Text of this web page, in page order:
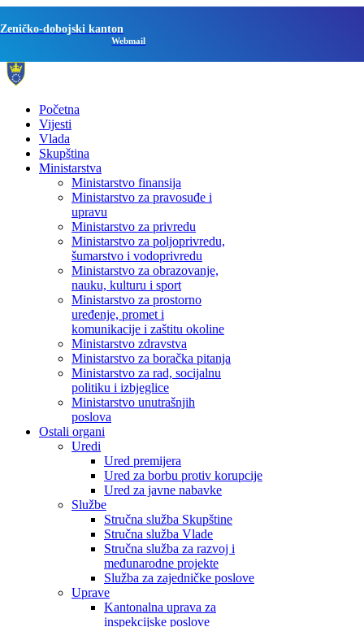
Zeničko-dobojski kanton
Webmail
Početna
Vijesti
Vlada
Skupština
Ministarstva
Ministarstvo finansija
Ministarstvo za pravosuđe i
upravu
Ministarstvo za privredu
Ministarstvo za poljoprivredu,
šumarstvo i vodoprivredu
Ministarstvo za obrazovanje,
nauku, kulturu i sport
Ministarstvo za prostorno
uređenje, promet i
komunikacije i zaštitu okoline
Ministarstvo zdravstva
Ministarstvo za boračka pitanja
Ministarstvo za rad, socijalnu
politiku i izbjeglice
Ministarstvo unutrašnjih
poslova
Ostali organi
Uredi
Ured premijera
Ured za borbu protiv korupcije
Ured za javne nabavke
Službe
Stručna služba Skupštine
Stručna služba Vlade
Stručna služba za razvoj i
međunarodne projekte
Služba za zajedničke poslove
Uprave
Kantonalna uprava za
inspekcijske poslove